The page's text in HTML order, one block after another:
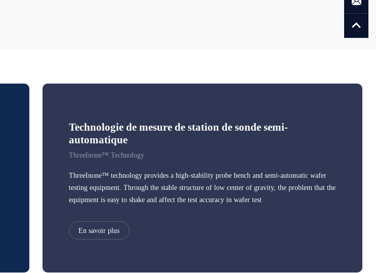
Technologie de mesure de station de sonde semi-
automatique
ThreeInone™ Technology
ThreeInone™ technology provides a high-stability probe bench and semi-automatic wafer
testing equipment. Through the stable structure of low center of gravity, the problem that the
equipment is easy to shake and affect the test accuracy in wafer test
En savoir plus